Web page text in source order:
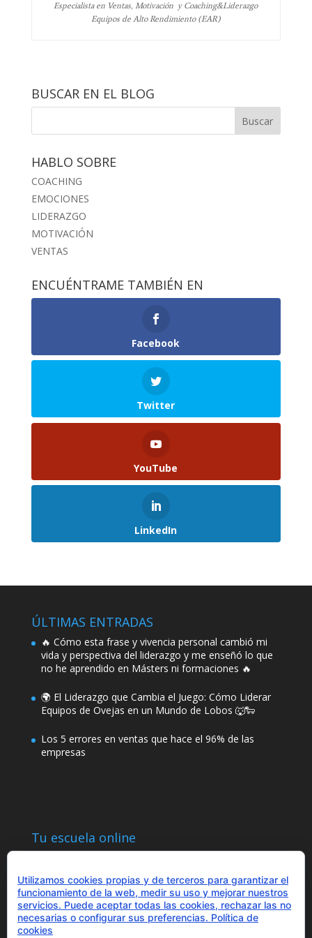
Especialista en Ventas, Motivación y Coaching&Liderazgo
Equipos de Alto Rendimiento (EAR)
BUSCAR EN EL BLOG
HABLO SOBRE
COACHING
EMOCIONES
LIDERAZGO
MOTIVACIÓN
VENTAS
ENCUÉNTRAME TAMBIÉN EN
Facebook
Twitter
YouTube
LinkedIn
ÚLTIMAS ENTRADAS
🔥 Cómo esta frase y vivencia personal cambió mi
vida y perspectiva del liderazgo y me enseñó lo que
no he aprendido en Másters ni formaciones 🔥
🌍 El Liderazgo que Cambia el Juego: Cómo Liderar
Equipos de Ovejas en un Mundo de Lobos 🐺🐑
Los 5 errores en ventas que hace el 96% de las
empresas
Tu escuela online
¿Hablamos?
Utilizamos cookies propias y de terceros para garantizar el
funcionamiento de la web, medir su uso y mejorar nuestros
servicios. Puede aceptar todas las cookies, rechazar las no
necesarias o configurar sus preferencias. Política de
cookies